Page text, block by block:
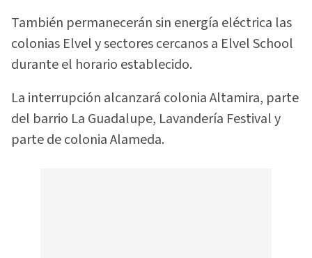
También permanecerán sin energía eléctrica las
colonias Elvel y sectores cercanos a Elvel School
durante el horario establecido.
La interrupción alcanzará colonia Altamira, parte
del barrio La Guadalupe, Lavandería Festival y
parte de colonia Alameda.